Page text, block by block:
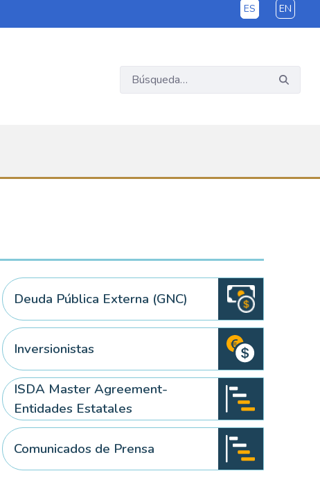
ES EN
Deuda Pública Externa (GNC)
Inversionistas
ISDA Master Agreement-
Entidades Estatales
Comunicados de Prensa